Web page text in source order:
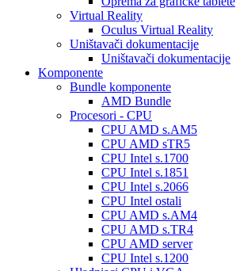
Virtual Reality
Oculus Virtual Reality
Uništavači dokumentacije
Uništavači dokumentacije
Komponente
Bundle komponente
AMD Bundle
Procesori - CPU
CPU AMD s.AM5
CPU AMD sTR5
CPU Intel s.1700
CPU Intel s.1851
CPU Intel s.2066
CPU Intel ostali
CPU AMD s.AM4
CPU AMD s.TR4
CPU AMD server
CPU Intel s.1200